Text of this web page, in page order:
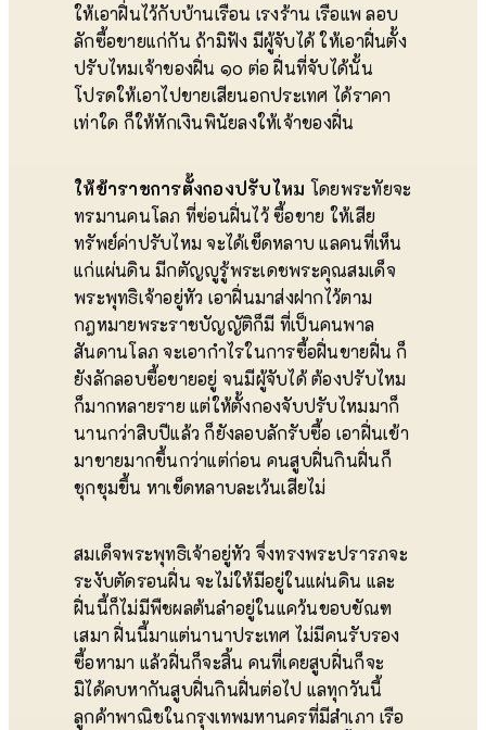
ให้เอาฝิ่นไว้กับบ้านเรือน เรงร้าน เรือแพ ลอบ
ลักซื้อขายแก่กัน ถ้ามิฟัง มีผู้จับได้ ให้เอาฝิ่นตั้ง
ปรับไหมเจ้าของฝิ่น ๑๐ ต่อ ฝิ่นที่จับได้นั้น
โปรดให้เอาไปขายเสียนอกประเทศ ได้ราคา
เท่าใด ก็ให้หักเงินพินัยลงให้เจ้าของฝิ่น
ให้ข้าราชการตั้งกองปรับไหม โดยพระทัยจะ
ทรมานคนโลภ ที่ซ่อนฝิ่นไว้ ซื้อขาย ให้เสีย
ทรัพย์ค่าปรับไหม จะได้เข็ดหลาบ แลคนที่เห็น
แก่แผ่นดิน มีกตัญญูรู้พระเดชพระคุณสมเด็จ
พระพุทธิเจ้าอยู่หัว เอาฝิ่นมาส่งฝากไว้ตาม
กฎหมายพระราชบัญญัติก็มี ที่เป็นคนพาล
สันดานโลภ จะเอากำไรในการซื้อฝิ่นขายฝิ่น ก็
ยังลักลอบซื้อขายอยู่ จนมีผู้จับได้ ต้องปรับไหม
ก็มากหลายราย แต่ให้ตั้งกองจับปรับไหมมาก็
นานกว่าสิบปีแล้ว ก็ยังลอบลักรับซื้อ เอาฝิ่นเข้า
มาขายมากขึ้นกว่าแต่ก่อน คนสูบฝิ่นกินฝิ่นก็
ชุกชุมขึ้น หาเข็ดหลาบละเว้นเสียไม่
สมเด็จพระพุทธิเจ้าอยู่หัว จึ่งทรงพระปรารภจะ
ระงับตัดรอนฝิ่น จะไม่ให้มีอยู่ในแผ่นดิน และ
ฝิ่นนี้ก็ไม่มีพืชผลต้นลำอยู่ในแคว้นขอบขัณฑ
เสมา ฝิ่นนี้มาแต่นานาประเทศ ไม่มีคนรับรอง
ซื้อหามา แล้วฝิ่นก็จะสิ้น คนที่เคยสูบฝิ่นก็จะ
มิได้คบหากันสูบฝิ่นกินฝิ่นต่อไป แลทุกวันนี้
ลูกค้าพาณิชในกรุงเทพมหานครที่มีสำเภา เรือ